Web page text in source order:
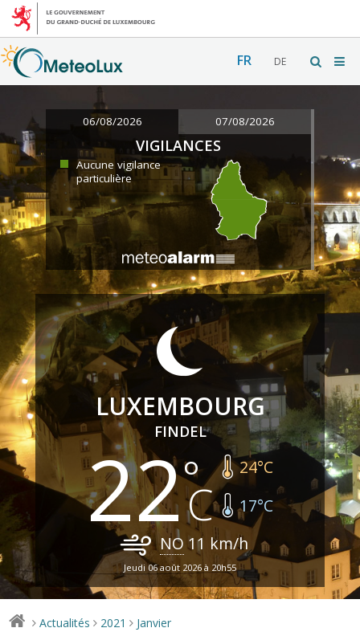
FR DE
06/08/2026 07/08/2026
VIGILANCES
Aucune vigilance
particulière
LUXEMBOURG
FINDEL
22 24°C
17°C
NO 11 km/h
Jeudi 06 août 2026 à 20h55
> Actualités > 2021 > Janvier